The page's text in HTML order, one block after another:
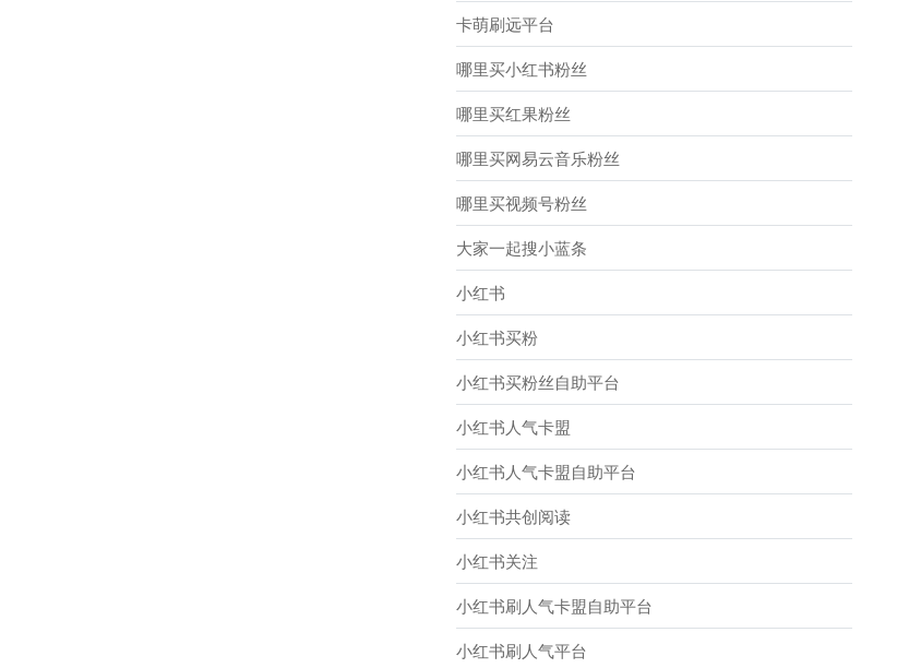
卡萌刷远平台
哪里买小红书粉丝
哪里买红果粉丝
哪里买网易云音乐粉丝
哪里买视频号粉丝
大家一起搜小蓝条
小红书
小红书买粉
小红书买粉丝自助平台
小红书人气卡盟
小红书人气卡盟自助平台
小红书共创阅读
小红书关注
小红书刷人气卡盟自助平台
小红书刷人气平台